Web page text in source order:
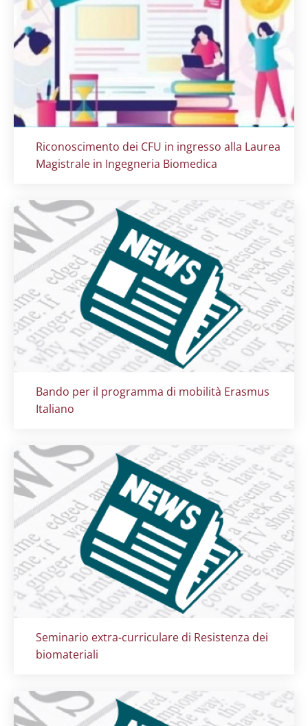
Titolo card:
Riconoscimento dei CFU in ingresso alla Laurea
Magistrale in Ingegneria Biomedica
Titolo card :
Bando per il programma di mobilità Erasmus
Italiano
Titolo card:
Seminario extra-curriculare di Resistenza dei
biomateriali